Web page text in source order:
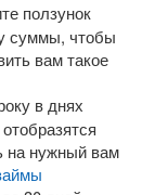
ползунок
суммы, чтобы
вам такое
в днях
на нужный вам